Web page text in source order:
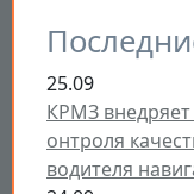
25.09
КРМЗ
онтроля
водителя